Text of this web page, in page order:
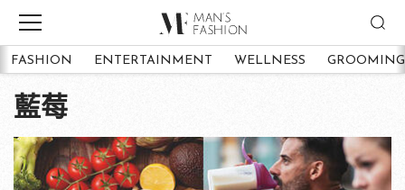
FASHION ENTERTAINMENT WELLNESS GROOMING
藍莓